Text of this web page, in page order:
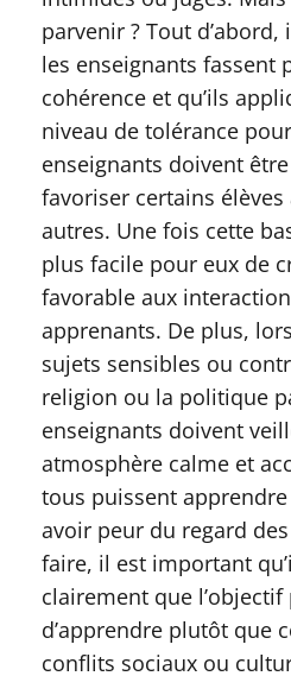
parvenir ? Tout
les enseignants fassent
cohérence et qu’ils
niveau de tolérance
enseignants doivent
favoriser certains
autres. Une fois cette
plus facile pour eux de
favorable aux
apprenants. De plus,
sujets sensibles ou
religion ou la politique
enseignants doivent
atmosphère calme et
tous puissent
avoir peur du regard
faire, il est important
clairement que
d’apprendre plutôt que
conflits sociaux ou